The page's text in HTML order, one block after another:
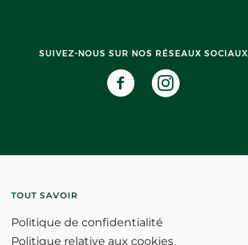
SUIVEZ-NOUS SUR NOS RÉSEAUX SOCIAUX
TOUT SAVOIR
Politique de confidentialité
Politique relative aux cookies